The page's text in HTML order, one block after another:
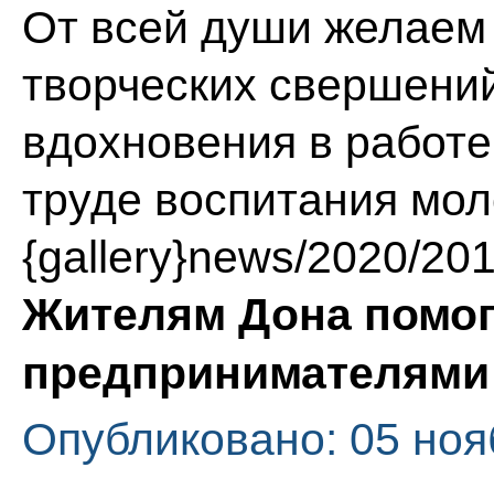
От всей души
творческих
вдохновения в
труде воспитания
{gallery}news/2020/
Жителям Дона
предпринимателями
Опубликовано: 05